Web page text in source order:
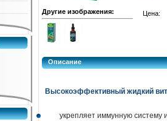
Другие изображения: Цена:
Описание
Высокоэффективный жидкий
укрепляет иммунную систему